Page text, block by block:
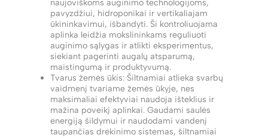
naujoviškoms auginimo technologijoms,
pavyzdžiui, hidroponikai ir vertikaliajam
ūkininkavimui, išbandyti. Ši kontroliuojama
aplinka leidžia mokslininkams reguliuoti
auginimo sąlygas ir atlikti eksperimentus,
siekiant pagerinti augalų atsparumą,
maistingumą ir produktyvumą.
Tvarus žemės ūkis: Šiltnamiai atlieka svarbų
vaidmenį tvariame žemės ūkyje, nes
maksimaliai efektyviai naudoja išteklius ir
mažina poveikį aplinkai. Gaudami saulės
energiją šildymui ir naudodami vandenį
taupančias drėkinimo sistemas, šiltnamiai